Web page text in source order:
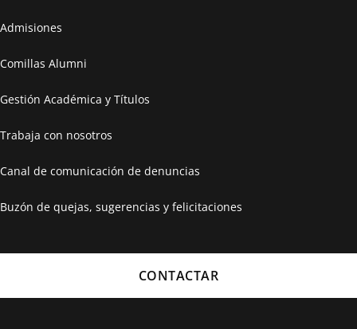
Admisiones
Comillas Alumni
Gestión Académica y Títulos
Trabaja con nosotros
Canal de comunicación de denuncias
Buzón de quejas, sugerencias y felicitaciones
CONTACTAR